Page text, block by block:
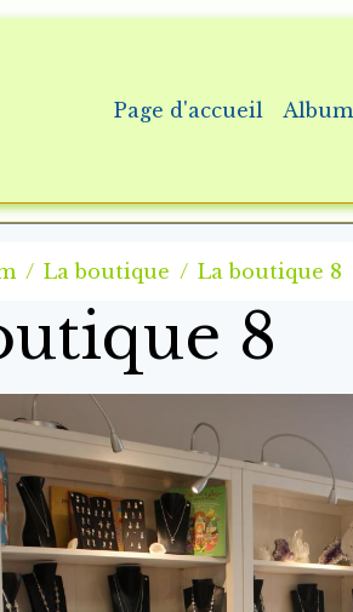
Page d'accueil Album
La boutique La boutique 8
8